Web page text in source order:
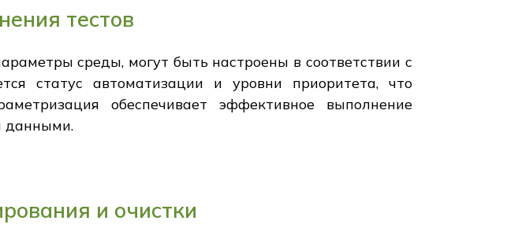
тестов
среды, могут быть настроены в соответствии с
статус автоматизации и уровни приоритета, что
обеспечивает эффективное выполнение
данными.
и очистки